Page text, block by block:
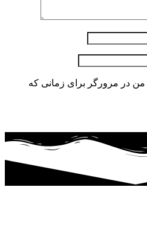
من در مرورگر برای زمانی که